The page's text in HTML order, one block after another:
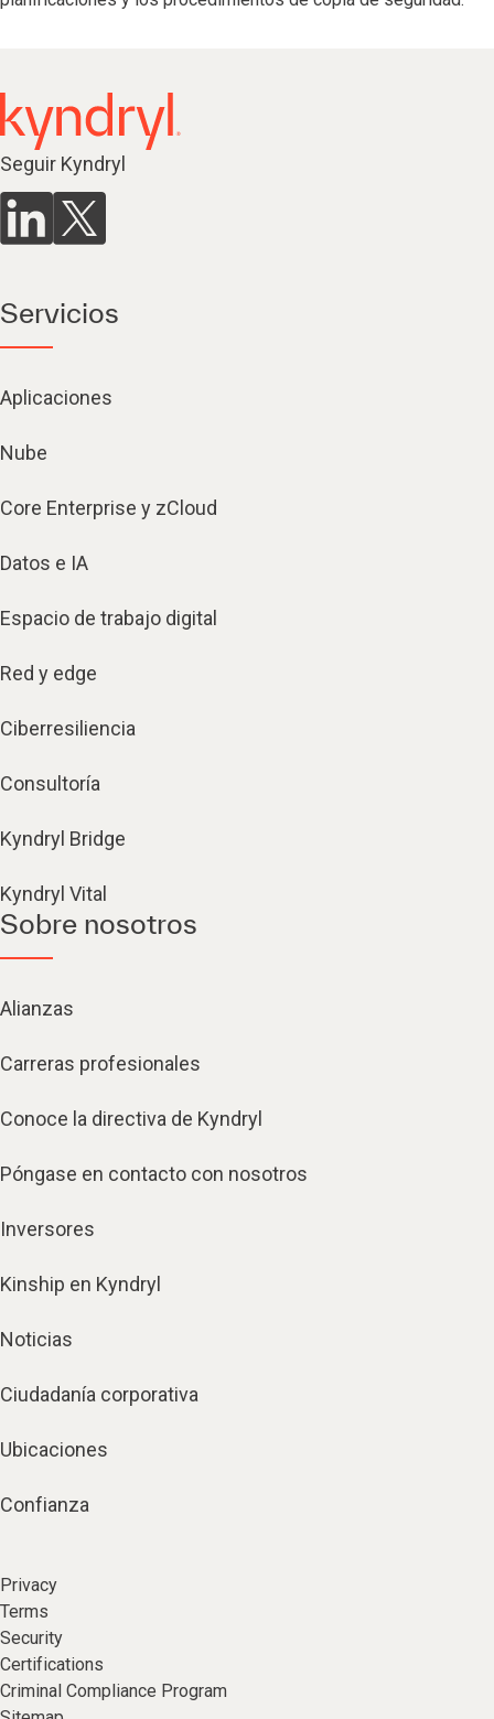
Seguir Kyndryl
Servicios
Aplicaciones
Nube
Core Enterprise y zCloud
Datos e IA
Espacio de trabajo digital
Red y edge
Ciberresiliencia
Consultoría
Kyndryl Bridge
Kyndryl Vital
Sobre nosotros
Alianzas
Carreras profesionales
Conoce la directiva de Kyndryl
Póngase en contacto con nosotros
Inversores
Kinship en Kyndryl
Noticias
Ciudadanía corporativa
Ubicaciones
Confianza
Privacy
Terms
Security
Certifications
Criminal Compliance Program